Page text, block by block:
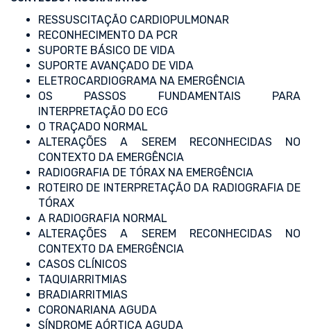
RESSUSCITAÇÃO CARDIOPULMONAR
RECONHECIMENTO DA PCR
SUPORTE BÁSICO DE VIDA
SUPORTE AVANÇADO DE VIDA
ELETROCARDIOGRAMA NA EMERGÊNCIA
OS PASSOS FUNDAMENTAIS PARA
INTERPRETAÇÃO DO ECG
O TRAÇADO NORMAL
ALTERAÇÕES A SEREM RECONHECIDAS NO
CONTEXTO DA EMERGÊNCIA
RADIOGRAFIA DE TÓRAX NA EMERGÊNCIA
ROTEIRO DE INTERPRETAÇÃO DA RADIOGRAFIA DE
TÓRAX
A RADIOGRAFIA NORMAL
ALTERAÇÕES A SEREM RECONHECIDAS NO
CONTEXTO DA EMERGÊNCIA
CASOS CLÍNICOS
TAQUIARRITMIAS
BRADIARRITMIAS
CORONARIANA AGUDA
SÍNDROME AÓRTICA AGUDA